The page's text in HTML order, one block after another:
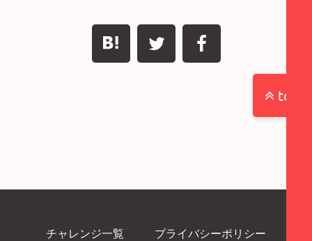
top
チャレンジ一覧 プライバシーポリシー